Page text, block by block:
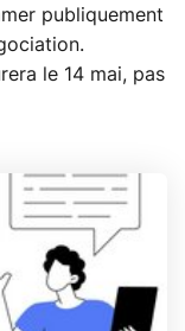
publiquement
le 14 mai, pas